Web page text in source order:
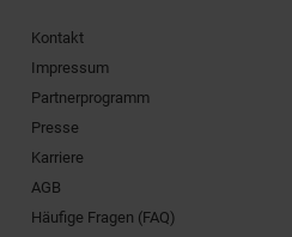
Kontakt
Impressum
Partnerprogramm
Presse
Karriere
AGB
Häufige Fragen (FAQ)